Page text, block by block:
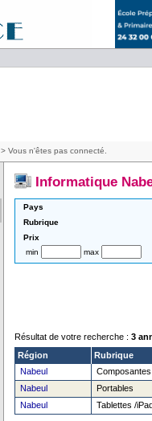
> Vous n'êtes pas connecté.
Informatique
Pays
Rubrique
Prix
min
max
Résultat de votre recherche : 3
Région
Rubrique
Nabeul
Composantes
Nabeul
Portables
Nabeul
Tablettes /